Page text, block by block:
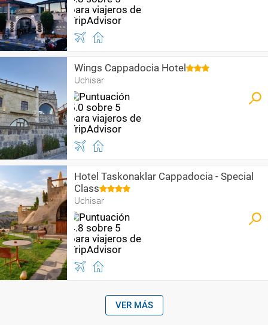
Wings Cappadocia Hotel
Uchisar
Hotel Taskonaklar Cappadocia - Special
Class
Uchisar
VER MÁS